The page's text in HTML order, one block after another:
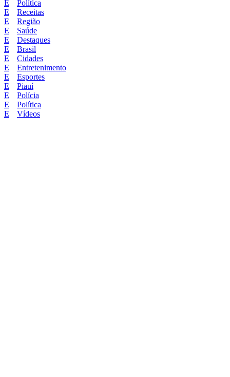
Política
Receitas
Região
Saúde
Destaques
Brasil
Cidades
Entretenimento
Esportes
Piauí
Polícia
Política
Vídeos